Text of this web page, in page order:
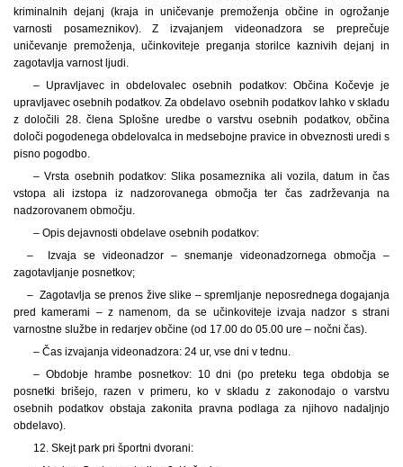
kriminalnih dejanj (kraja in uničevanje premoženja občine in ogrožanje
varnosti posameznikov). Z izvajanjem videonadzora se preprečuje
uničevanje premoženja, učinkoviteje preganja storilce kaznivih dejanj in
zagotavlja varnost ljudi.
– Upravljavec in obdelovalec osebnih podatkov: Občina Kočevje je
upravljavec osebnih podatkov. Za obdelavo osebnih podatkov lahko v skladu
z določili 28. člena Splošne uredbe o varstvu osebnih podatkov, občina
določi pogodenega obdelovalca in medsebojne pravice in obveznosti uredi s
pisno pogodbo.
– Vrsta osebnih podatkov: Slika posameznika ali vozila, datum in čas
vstopa ali izstopa iz nadzorovanega območja ter čas zadrževanja na
nadzorovanem območju.
– Opis dejavnosti obdelave osebnih podatkov:
– Izvaja se videonadzor – snemanje videonadzornega območja –
zagotavljanje posnetkov;
– Zagotavlja se prenos žive slike – spremljanje neposrednega dogajanja
pred kamerami – z namenom, da se učinkoviteje izvaja nadzor s strani
varnostne službe in redarjev občine (od 17.00 do 05.00 ure – nočni čas).
– Čas izvajanja videonadzora: 24 ur, vse dni v tednu.
– Obdobje hrambe posnetkov: 10 dni (po preteku tega obdobja se
posnetki brišejo, razen v primeru, ko v skladu z zakonodajo o varstvu
osebnih podatkov obstaja zakonita pravna podlaga za njihovo nadaljnjo
obdelavo).
12. Skejt park pri športni dvorani: